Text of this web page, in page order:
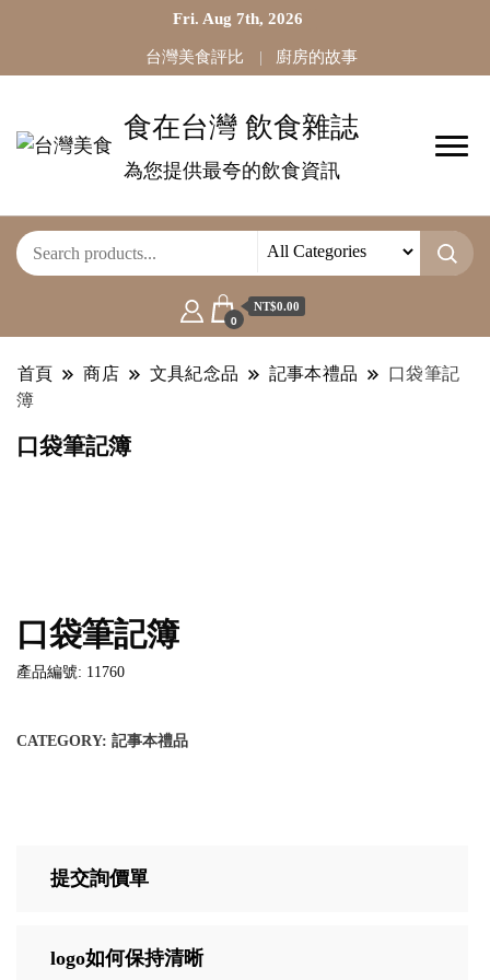
Fri. Aug 7th, 2026
台灣美食評比 廚房的故事
食在台灣 飲食雜誌
為您提供最夸的飲食資訊
0
NT$0.00
首頁 商店 文具紀念品 記事本禮品
口袋筆記
簿
口袋筆記簿
口袋筆記簿
產品編號: 11760
CATEGORY: 記事本禮品
提交詢價單
logo如何保持清晰